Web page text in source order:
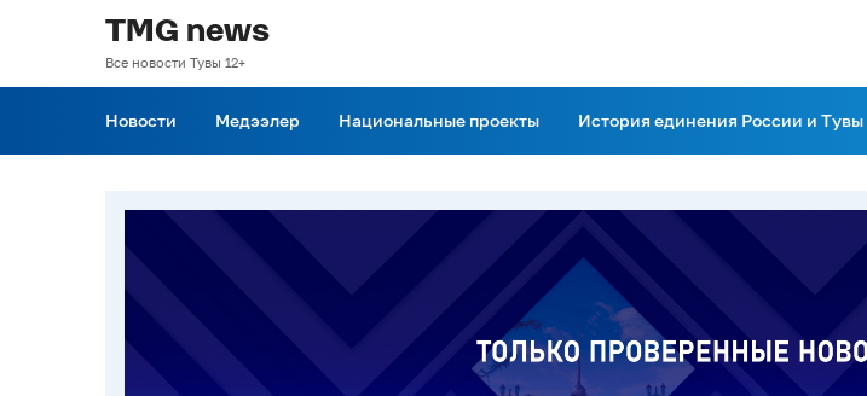
TMG news
Все новости Тувы 12+
Новости Медээлер Национальные проекты История единения России и Тувы